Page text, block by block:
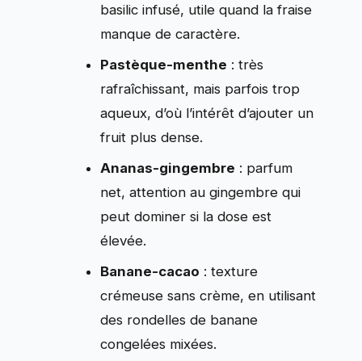
basilic infusé, utile quand la fraise
manque de caractère.
Pastèque-menthe : très
rafraîchissant, mais parfois trop
aqueux, d’où l’intérêt d’ajouter un
fruit plus dense.
Ananas-gingembre : parfum
net, attention au gingembre qui
peut dominer si la dose est
élevée.
Banane-cacao : texture
crémeuse sans crème, en utilisant
des rondelles de banane
congelées mixées.